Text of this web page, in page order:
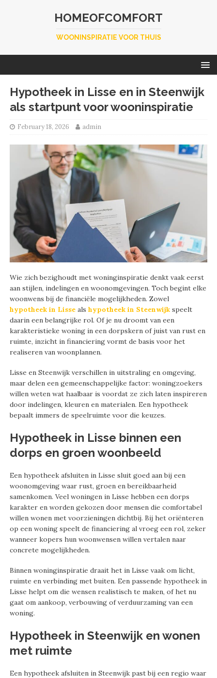
HOMEOFCOMFORT
WOONINSPIRATIE VOOR THUIS
Hypotheek in Lisse en in Steenwijk
als startpunt voor wooninspiratie
February 18, 2026 admin
Wie zich bezighoudt met woninginspiratie denkt vaak eerst
aan stijlen, indelingen en woonomgevingen. Toch begint elke
woonwens bij de financiële mogelijkheden. Zowel
hypotheek in Lisse als hypotheek in Steenwijk speelt
daarin een belangrijke rol. Of je nu droomt van een
karakteristieke woning in een dorpskern of juist van rust en
ruimte, inzicht in financiering vormt de basis voor het
realiseren van woonplannen.
Lisse en Steenwijk verschillen in uitstraling en omgeving,
maar delen een gemeenschappelijke factor: woningzoekers
willen weten wat haalbaar is voordat ze zich laten inspireren
door indelingen, kleuren en materialen. Een hypotheek
bepaalt immers de speelruimte voor die keuzes.
Hypotheek in Lisse binnen een
dorps en groen woonbeeld
Een hypotheek afsluiten in Lisse sluit goed aan bij een
woonomgeving waar rust, groen en bereikbaarheid
samenkomen. Veel woningen in Lisse hebben een dorps
karakter en worden gekozen door mensen die comfortabel
willen wonen met voorzieningen dichtbij. Bij het oriënteren
op een woning speelt de financiering al vroeg een rol, zeker
wanneer kopers hun woonwensen willen vertalen naar
concrete mogelijkheden.
Binnen woninginspiratie draait het in Lisse vaak om licht,
ruimte en verbinding met buiten. Een passende hypotheek in
Lisse helpt om die wensen realistisch te maken, of het nu
gaat om aankoop, verbouwing of verduurzaming van een
woning.
Hypotheek in Steenwijk en wonen
met ruimte
Een hypotheek afsluiten in Steenwijk past bij een regio waar